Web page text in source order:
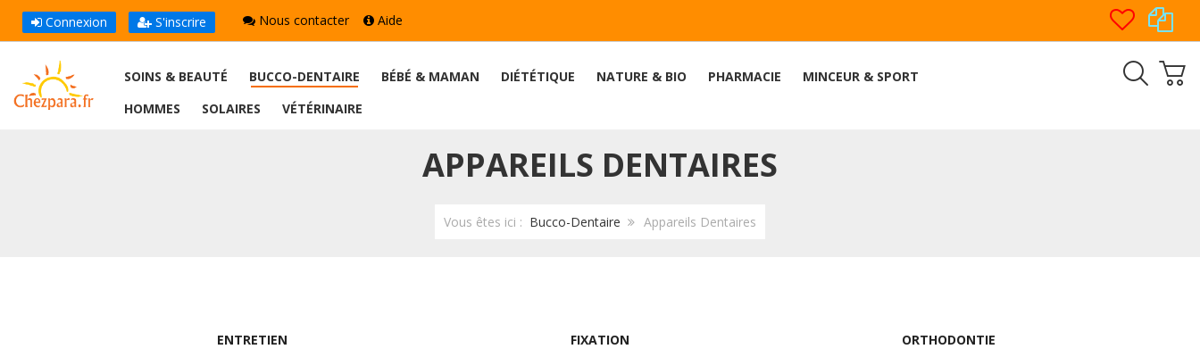
Connexion S'inscrire Nous contacter Aide
SOINS & BEAUTÉ BUCCO-DENTAIRE BÉBÉ & MAMAN DIÉTÉTIQUE NATURE & BIO PHARMACIE
MINCEUR & SPORT
HOMMES
SOLAIRES VÉTÉRINAIRE
APPAREILS DENTAIRES
Vous êtes ici : Bucco-Dentaire Appareils Dentaires
ENTRETIEN FIXATION ORTHODONTIE